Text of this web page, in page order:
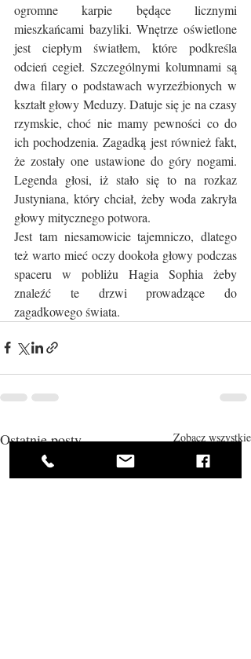
ogromne karpie będące licznymi
mieszkańcami bazyliki. Wnętrze oświetlone
jest ciepłym światłem, które podkreśla
odcień cegieł. Szczególnymi kolumnami są
dwa filary o podstawach wyrzeźbionych w
kształt głowy Meduzy. Datuje się je na czasy
rzymskie, choć nie mamy pewności co do
ich pochodzenia. Zagadką jest również fakt,
że zostały one ustawione do góry nogami.
Legenda głosi, iż stało się to na rozkaz
Justyniana, który chciał, żeby woda zakryła
głowy mitycznego potwora.
Jest tam niesamowicie tajemniczo, dlatego
też warto mieć oczy dookoła głowy podczas
spaceru w pobliżu Hagia Sophia żeby
znaleźć te drzwi prowadzące do
zagadkowego świata.
Ostatnie posty Zobacz wszystkie